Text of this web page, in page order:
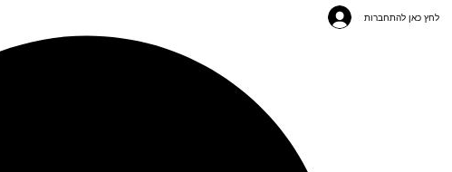
לחץ כאן להתחברות